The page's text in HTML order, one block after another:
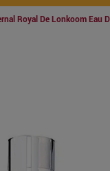
Royal De Lonkoom Eau
shampoo